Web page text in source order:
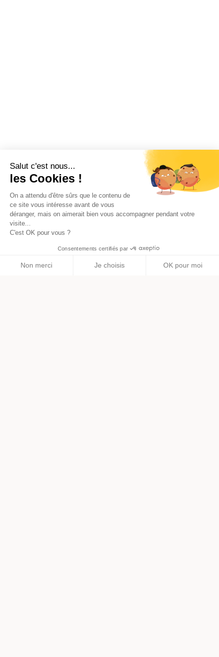
Salut c'est nous...
les Cookies !
On a attendu d'être sûrs que le contenu de
ce site vous intéresse avant de vous
déranger, mais on aimerait bien vous accompagner pendant votre
visite...
C'est OK pour vous ?
Consentements certifiés par
Non merci Je choisis OK pour moi
Créer une entreprise en ligne